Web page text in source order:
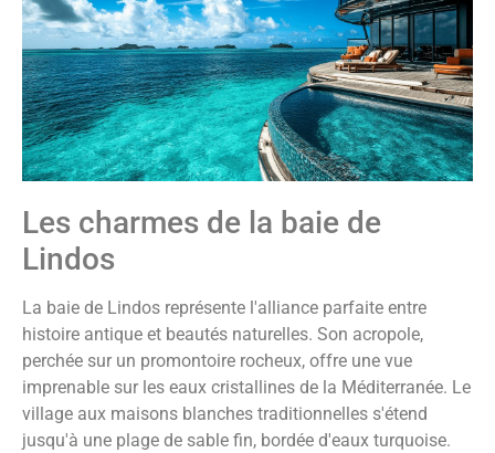
Les charmes de la baie de
Lindos
La baie de Lindos représente l'alliance parfaite entre
histoire antique et beautés naturelles. Son acropole,
perchée sur un promontoire rocheux, offre une vue
imprenable sur les eaux cristallines de la Méditerranée. Le
village aux maisons blanches traditionnelles s'étend
jusqu'à une plage de sable fin, bordée d'eaux turquoise.